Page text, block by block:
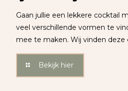
Gaan jullie een lekkere cocktail
veel verschillende vormen te
mee te maken. Wij vinden deze
Bekijk hier